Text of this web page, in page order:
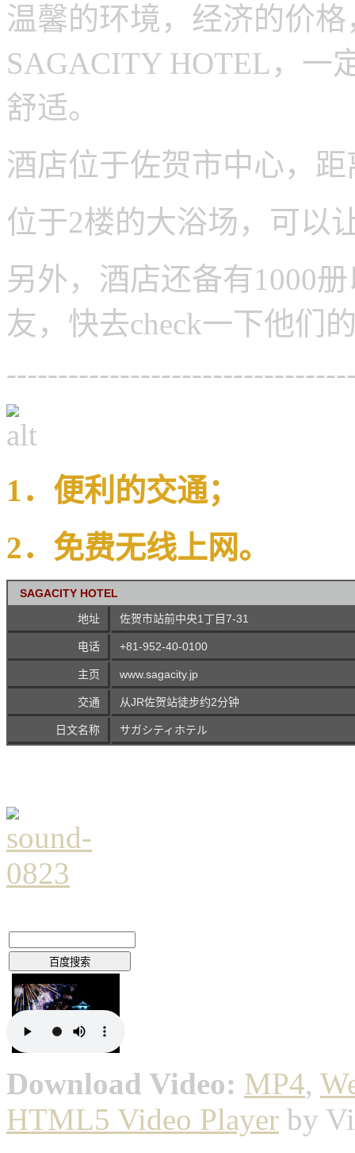
温馨的环境，经济的价
SAGACITY HOTEL，一
舒适。
酒店位于佐贺市中心，
位于2楼的大浴场，可以
另外，酒店还备有1000
友，快去check一下他们
1．便利的交通；
2．免费无线上网。
SAGACITY HOTEL
地址
佐贺市站前中央1丁目7-31
电话 +81-952-40-0100
主页 www.sagacity.jp
交通 从JR佐贺站徒步约2分钟
日文名称 サガシティホテル
Download Video: MP4,
HTML5 Video Player by